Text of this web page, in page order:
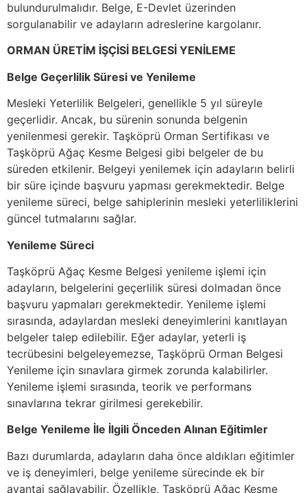
bulundurulmalıdır. Belge, E-Devlet üzerinden
sorgulanabilir ve adayların adreslerine kargolanır.
ORMAN ÜRETİM İŞÇİSİ BELGESİ YENİLEME
Belge Geçerlilik Süresi ve Yenileme
Mesleki Yeterlilik Belgeleri, genellikle 5 yıl süreyle
geçerlidir. Ancak, bu sürenin sonunda belgenin
yenilenmesi gerekir. Taşköprü Orman Sertifikası ve
Taşköprü Ağaç Kesme Belgesi gibi belgeler de bu
süreden etkilenir. Belgeyi yenilemek için adayların belirli
bir süre içinde başvuru yapması gerekmektedir. Belge
yenileme süreci, belge sahiplerinin mesleki yeterliliklerini
güncel tutmalarını sağlar.
Yenileme Süreci
Taşköprü Ağaç Kesme Belgesi yenileme işlemi için
adayların, belgelerini geçerlilik süresi dolmadan önce
başvuru yapmaları gerekmektedir. Yenileme işlemi
sırasında, adaylardan mesleki deneyimlerini kanıtlayan
belgeler talep edilebilir. Eğer adaylar, yeterli iş
tecrübesini belgeleyemezse, Taşköprü Orman Belgesi
Yenileme için sınavlara girmek zorunda kalabilirler.
Yenileme işlemi sırasında, teorik ve performans
sınavlarına tekrar girilmesi gerekebilir.
Belge Yenileme İle İlgili Önceden Alınan Eğitimler
Bazı durumlarda, adayların daha önce aldıkları eğitimler
ve iş deneyimleri, belge yenileme sürecinde ek bir
avantaj sağlayabilir. Özellikle, Taşköprü Ağaç Kesme